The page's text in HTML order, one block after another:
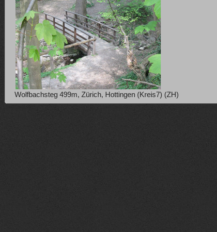
Wolfbachsteg 499m, Zürich, Hottingen (Kreis7) (ZH)